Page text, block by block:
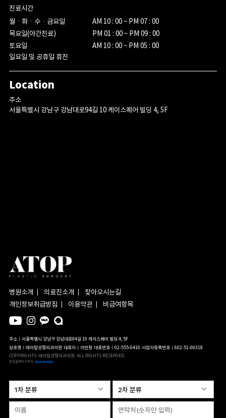
진료시간
월ㆍ화ㆍ수ㆍ금요일
목요일(야간진료)
토요일
AM 10 : 00 ~ PM 07 : 00
PM 01 : 00 ~ PM 09 : 00
AM 10 : 00 ~ PM 05 : 00
일요일 및 공휴일 휴진
Location
주소
서울특별시 강남구 강남대로94길 10 케이스퀘어 빌딩 4, 5F
병원소개 의료진소개
찾아오시는길
개인정보취급방침
이용약관 비급여항목
주소ㅣ서울특별시 강남구 강남대로94길 10 케이스퀘어 빌딩 4, 5F
상호명ㅣ에이탑성형외과의원 대표자ㅣ이한정 대표번호ㅣ02-555-0410 사업자등록번호ㅣ602-51-00318
COPYRIGHT© 에이탑성형외과의원. ALL RIGHTS RESERVED.
병원홈페이지제작